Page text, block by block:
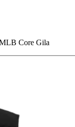
Core Gila